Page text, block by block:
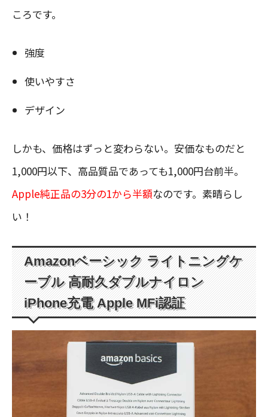
ころです。
強度
使いやすさ
デザイン
しかも、価格はずっと変わらない。安価なものだと
1,000円以下、高品質品であっても1,000円台前半。
Apple純正品の3分の1から半額なのです。素晴らし
い！
Amazonベーシック ライトニングケ
ーブル 高耐久ダブルナイロン
iPhone充電 Apple MFi認証